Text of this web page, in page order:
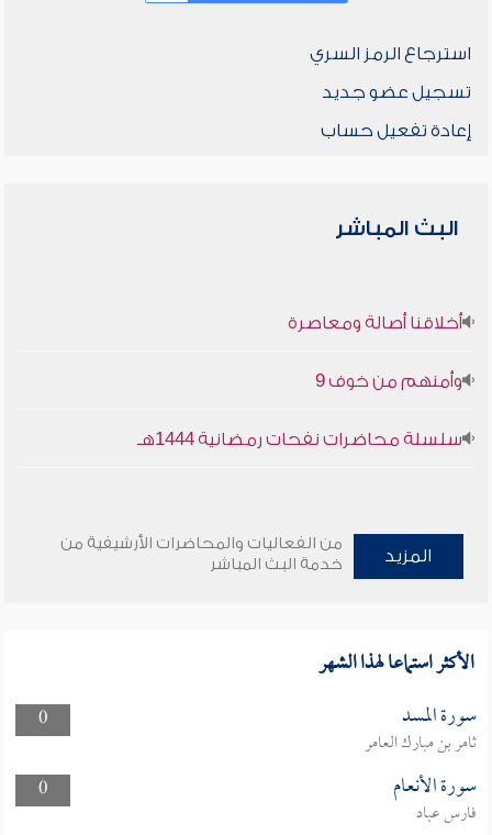
استرجاع الرمز السري
تسجيل عضو جديد
إعادة تفعيل حساب
البث المباشر
أخلاقنا أصالة ومعاصرة
وأمنهم من خوف 9
سلسلة محاضرات نفحات رمضانية 1444هـ
المزيد
من الفعاليات والمحاضرات الأرشيفية من
خدمة البث المباشر
الأكثر استماعا لهذا الشهر
0 سورة المسد
ثامر بن مبارك العامر
0
سورة الأنعام
فارس عباد